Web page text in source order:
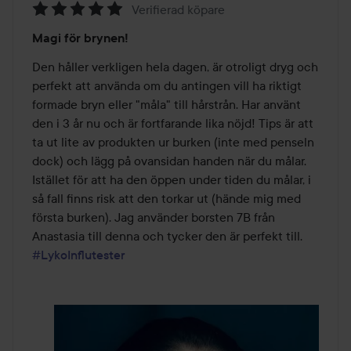
5
av
5
Verifierad köpare
Magi för brynen!
Den håller verkligen hela dagen, är otroligt dryg och
perfekt att använda om du antingen vill ha riktigt
formade bryn eller "måla" till hårstrån. Har använt
den i 3 år nu och är fortfarande lika nöjd! Tips är att
ta ut lite av produkten ur burken (inte med penseln
dock) och lägg på ovansidan handen när du målar.
Istället för att ha den öppen under tiden du målar, i
så fall finns risk att den torkar ut (hände mig med
första burken). Jag använder borsten 7B från
#LykoInflutester